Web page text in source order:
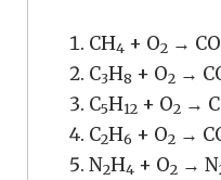
CH4 + O2 → CO
C3H8 + O2 →
C5H12 + O2 →
C2H6 + O2 →
N2H4 + O2 → N